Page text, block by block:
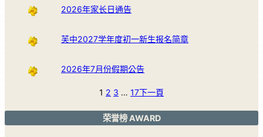
2026年家长日通告
芙中2027学年度初一新生报名简章
2026年7月份假期公告
1 2 3 … 17下一頁
荣誉榜 AWARD